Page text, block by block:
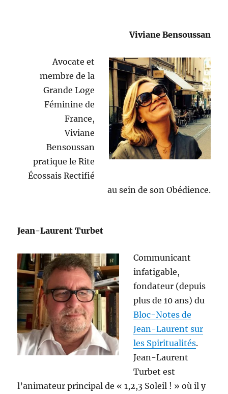
Viviane Bensoussan
Avocate et
membre de la
Grande Loge
Féminine de
France,
Viviane
Bensoussan
pratique le Rite
Écossais Rectifié
au sein de son Obédience.
Jean-Laurent Turbet
Communicant
infatigable,
fondateur (depuis
plus de 10 ans) du
Bloc-Notes de
Jean-Laurent sur
les Spiritualités.
Jean-Laurent
Turbet est
l’animateur principal de « 1,2,3 Soleil ! » où il y